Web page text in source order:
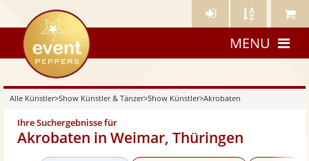
Künstler- Künstler Meine
eventpeppers
MENU
Alle Künstler>Show Künstler & Tänzer>Show Künstler>Akrobaten
Ihre Suchergebnisse für
Akrobaten in Weimar, Thüringen